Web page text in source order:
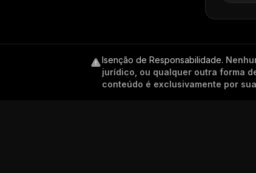
Isenção de Responsabilidade.
jurídico, ou qualquer outra forma
conteúdo é exclusivamente por